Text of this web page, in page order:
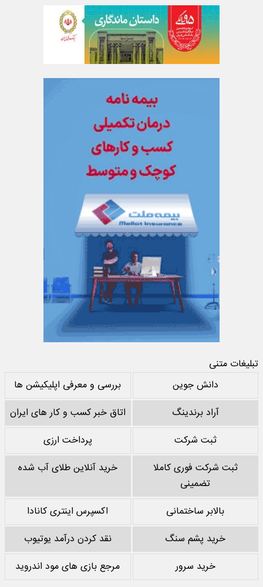
تبلیغات متنی
دانش جوین
بررسی و معرفی اپلیکیشن ها
آراد برندینگ
اتاق خبر کسب و کار های ایران
ثبت شرکت
پرداخت ارزی
ثبت شرکت فوری کاملا
تضمینی
خرید آنلاین طلای آب شده
بالابر ساختمانی
اکسپرس اینتری کانادا
خرید پشم سنگ
نقد کردن درآمد یوتیوب
خرید سرور
مرجع بازی های مود اندروید